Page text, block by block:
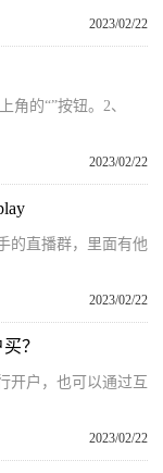
2023/02/22
角的“”按钮。2、
2023/02/22
的直播群，里面有他
2023/02/22
？
开户，也可以通过互
2023/02/22